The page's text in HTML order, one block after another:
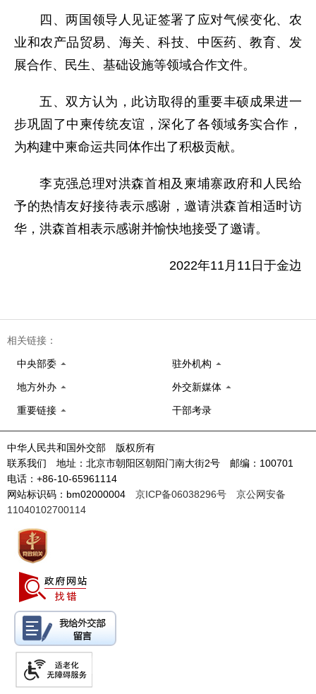
四、两国领导人见证签署了应对气候变化、农
业和农产品贸易、海关、科技、中医药、教育、发
展合作、民生、基础设施等领域合作文件。
五、双方认为，此访取得的重要丰硕成果进一
步巩固了中柬传统友谊，深化了各领域务实合作，
为构建中柬命运共同体作出了积极贡献。
李克强总理对洪森首相及柬埔寨政府和人民给
予的热情友好接待表示感谢，邀请洪森首相适时访
华，洪森首相表示感谢并愉快地接受了邀请。
2022年11月11日于金边
相关链接：
中央部委 驻外机构
地方外办 外交新媒体
重要链接 干部考录
中华人民共和国外交部 版权所有
联系我们 地址：北京市朝阳区朝阳门南大街2号 邮编：100701
电话：+86-10-65961114
网站标识码：bm02000004 京ICP备06038296号
京公网安备
11040102700114